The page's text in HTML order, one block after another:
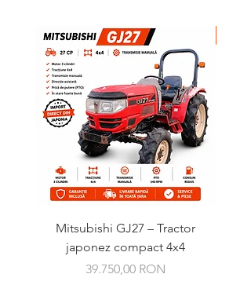
Mitsubishi GJ27 – Tractor
japonez compact 4x4
Preț
39.750,00 RON